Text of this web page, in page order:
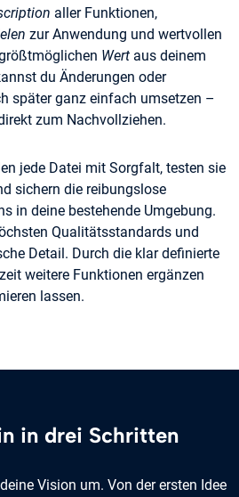
aller Funktionen,
zur Anwendung und wertvollen
Wert aus deinem
du Änderungen oder
später ganz einfach umsetzen –
zum Nachvollziehen.
jede Datei mit Sorgfalt, testen sie
sichern die reibungslose
in deine bestehende Umgebung.
Qualitätsstandards und
Detail. Durch die klar definierte
weitere Funktionen ergänzen
lassen.
in drei Schritten
Vision um. Von der ersten Idee